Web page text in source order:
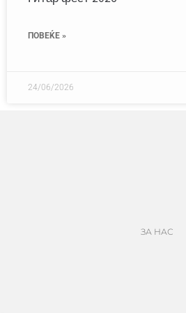
ПОВЕЌЕ »
24/06/2026
ЗА НАС